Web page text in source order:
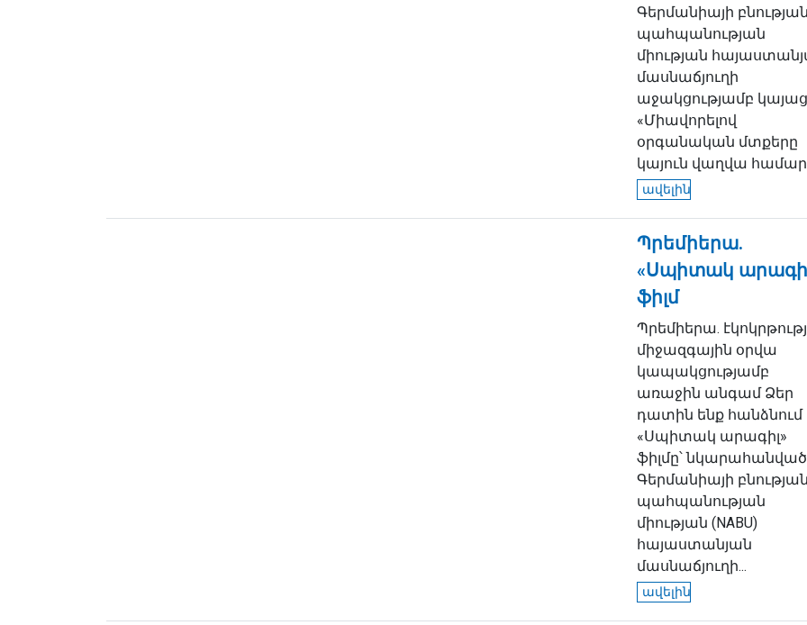
Գերմանիայի բնության
պահպանության
միության
մասնաճյուղի
աջակցությամբ
«Միավորելով
օրգանական մտքերը
կայուն վաղվա
ավելին
Պրեմիերա.
«Սպիտակ
ֆիլմ
Պրեմիերա.
միջազգային օրվա
կապակցությամբ
առաջին անգամ Ձեր
դատին ենք հանձնում
«Սպիտակ արագիլ»
ֆիլմը՝ նկարահանված
Գերմանիայի բնության
պահպանության
միության (NABU)
հայաստանյան
մասնաճյուղի...
ավելին